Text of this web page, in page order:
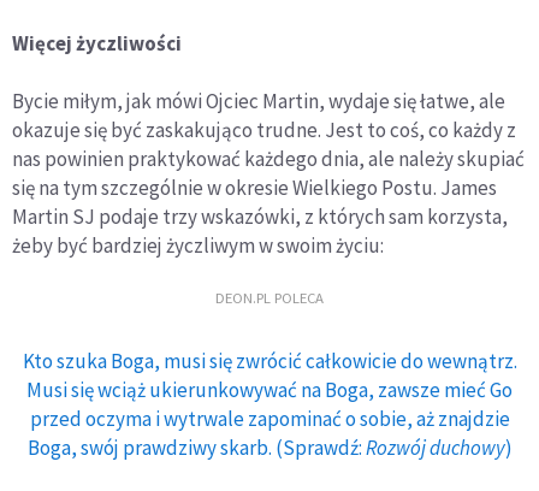
Więcej życzliwości
Bycie miłym, jak mówi Ojciec Martin, wydaje się łatwe, ale
okazuje się być zaskakująco trudne. Jest to coś, co każdy z
nas powinien praktykować każdego dnia, ale należy skupiać
się na tym szczególnie w okresie Wielkiego Postu. James
Martin SJ podaje trzy wskazówki, z których sam korzysta,
żeby być bardziej życzliwym w swoim życiu:
DEON.PL POLECA
Kto szuka Boga, musi się zwrócić całkowicie do wewnątrz.
Musi się wciąż ukierunkowywać na Boga, zawsze mieć Go
przed oczyma i wytrwale zapominać o sobie, aż znajdzie
Boga, swój prawdziwy skarb. (Sprawdź:Rozwój duchowy)